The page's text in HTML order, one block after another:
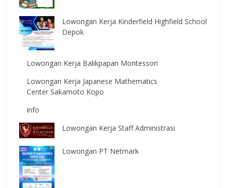
Lowongan Kerja Kinderfield Highfield School
Depok
Lowongan Kerja Balikpapan Montessori
Lowongan Kerja Japanese Mathematics
Center Sakamoto Kopo
info
Lowongan Kerja Staff Administrasi
Lowongan PT Netmark